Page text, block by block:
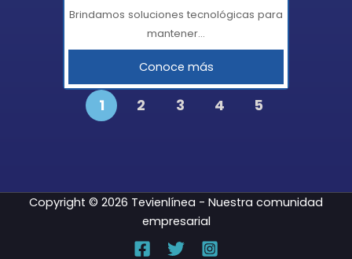
Brindamos soluciones tecnológicas para
mantener...
Conoce más
1 2 3 4 5
Copyright © 2026 Tevienlínea - Nuestra comunidad
empresarial